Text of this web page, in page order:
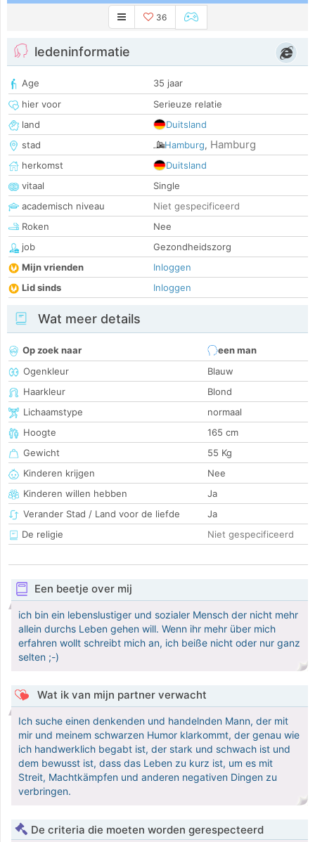
36
ledeninformatie
Age
35 jaar
hier voor
Serieuze relatie
land
Duitsland
stad
Hamburg, Hamburg
herkomst
Duitsland
vitaal
Single
academisch niveau
Niet gespecificeerd
Roken
Nee
job
Gezondheidszorg
Mijn vrienden
Inloggen
Lid sinds
Inloggen
Wat meer details
Op zoek naar
een man
Ogenkleur
Blauw
Haarkleur
Blond
Lichaamstype
normaal
Hoogte
165 cm
Gewicht
55 Kg
Kinderen krijgen
Nee
Kinderen willen hebben
Ja
Verander Stad / Land voor de liefde
Ja
De religie
Niet gespecificeerd
Een beetje over mij
ich bin ein lebenslustiger und sozialer Mensch der nicht mehr
allein durchs Leben gehen will. Wenn ihr mehr über mich
erfahren wollt schreibt mich an, ich beiße nicht oder nur ganz
selten ;-)
Wat ik van mijn partner verwacht
Ich suche einen denkenden und handelnden Mann, der mit
mir und meinem schwarzen Humor klarkommt, der genau wie
ich handwerklich begabt ist, der stark und schwach ist und
dem bewusst ist, dass das Leben zu kurz ist, um es mit
Streit, Machtkämpfen und anderen negativen Dingen zu
verbringen.
De criteria die moeten worden gerespecteerd